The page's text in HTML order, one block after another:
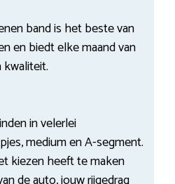
band is het beste van
en biedt elke maand van
kwaliteit.
in velerlei
medium en A-segment.
kiezen heeft te maken